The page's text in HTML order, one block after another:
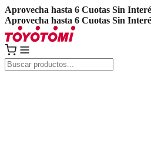
Aprovecha hasta 6 Cuotas Sin
Aprovecha hasta 6 Cuotas Sin